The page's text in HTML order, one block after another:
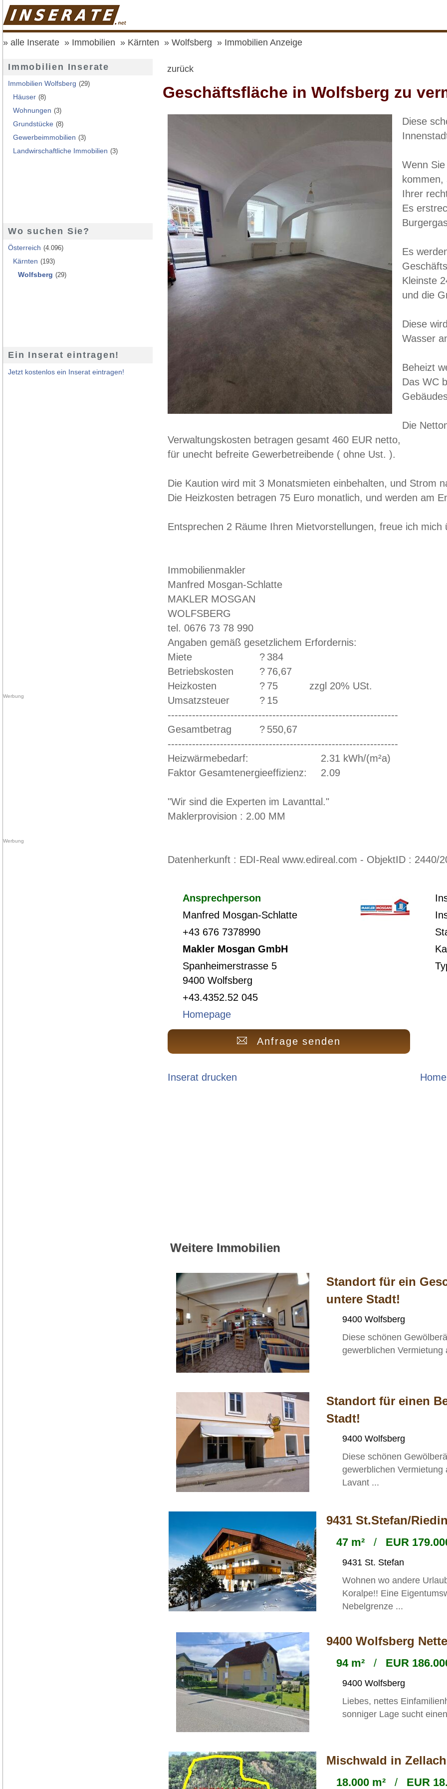
alle Inserate Immobilien Kärnten Wolfsberg Immobilien Anzeige
zurück
Geschäftsfläche in Wolfsberg zu
Diese
Wenn
Ihrer
Es
Es
Kleinste
und die
Diese
Wasser
Beheizt
Das WC
Die
Verwaltungskosten betragen gesamt 460 EUR netto,
für unecht befreite Gewerbetreibende ( ohne Ust. ).
Die Kaution wird mit 3 Monatsmieten einbehalten, und Strom
Die Heizkosten betragen 75 Euro monatlich, und werden am
Entsprechen 2 Räume Ihren Mietvorstellungen, freue ich mich
Immobilienmakler
Manfred Mosgan-Schlatte
MAKLER MOSGAN
WOLFSBERG
tel. 0676 73 78 990
Angaben gemäß gesetzlichem Erfordernis:
Miete
? 384
Betriebskosten
? 76,67
Heizkosten
? 75
zzgl 20% USt.
Umsatzsteuer
? 15
------------------------------------------------------------------
Gesamtbetrag
? 550,67
------------------------------------------------------------------
Heizwärmebedarf:
2.31 kWh/(m²a)
Faktor Gesamtenergieeffizienz:
2.09
"Wir sind die Experten im Lavanttal."
Maklerprovision : 2.00 MM
Datenherkunft : EDI-Real www.edireal.com - ObjektID : 2440/
Ansprechperson
Manfred Mosgan-Schlatte
+43 676 7378990
Makler Mosgan GmbH
Spanheimerstrasse 5
9400 Wolfsberg
+43.4352.52 045
Homepage
Anfrage senden
Inserat drucken
Weitere Immobilien
Standort für ein
untere Stadt!
9400 Wolfsberg
Diese schönen
gewerblichen
Standort für einen
Stadt!
9400 Wolfsberg
Diese schönen
gewerblichen
Lavant ...
9431 St.Stefan/
47 m² / EUR
9431 St. Stefan
Wohnen wo andere
Koralpe!! Eine
Nebelgrenze ...
9400 Wolfsberg
94 m² / EUR
9400 Wolfsberg
Liebes, nettes
sonniger Lage sucht
Mischwald in
18.000 m² / EUR
Immobilien Inserate
Immobilien Wolfsberg (29)
Häuser (8)
Wohnungen (3)
Grundstücke (8)
Gewerbeimmobilien (3)
Landwirschaftliche Immobilien (3)
Wo suchen Sie?
Österreich (4.096)
Kärnten (193)
Wolfsberg (29)
Ein Inserat eintragen!
Jetzt kostenlos ein Inserat eintragen!